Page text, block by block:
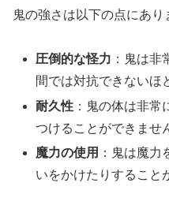
鬼の強さは以下の点にあり
圧倒的な怪力 ：鬼は非
間では対抗できないほ
耐久性 ：鬼の体は非
つけることができませ
魔力の使用 ：鬼は魔力
いをかけたりすること